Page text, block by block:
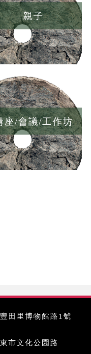
親子
座/會議/工作坊
田里博物館路1號
市文化公園路